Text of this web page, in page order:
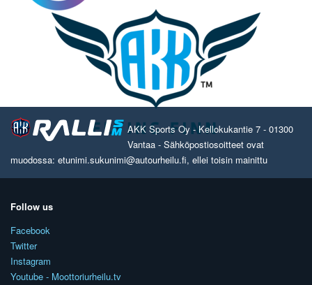
AKK Sports Oy - Kellokukantie 7 - 01300
Vantaa - Sähköpostiosoitteet ovat
muodossa: etunimi.sukunimi@autourheilu.fi, ellei toisin mainittu
Follow us
Facebook
Twitter
Instagram
Youtube - Moottoriurheilu.tv